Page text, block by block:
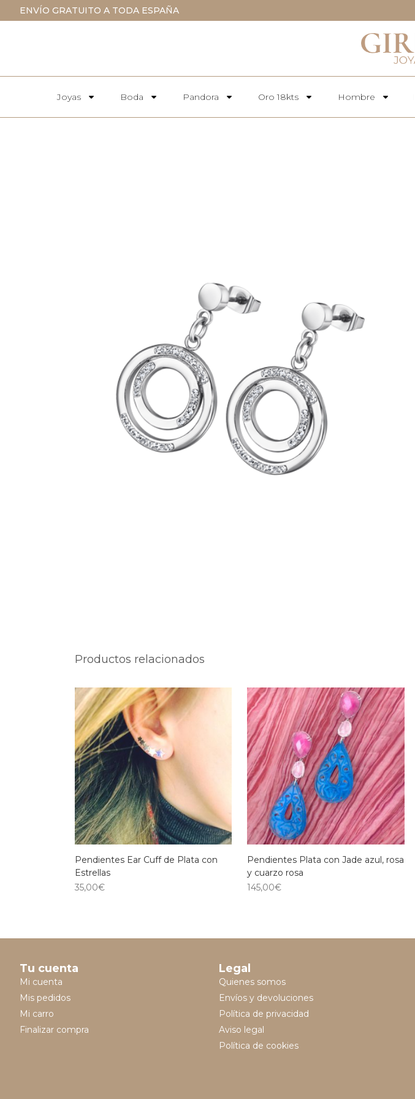
ENVÍO GRATUITO A TODA ESPAÑA
Joyas Boda Pandora Oro 18kts Hombre
Productos relacionados
Pendientes Ear Cuff de Plata con
Estrellas
35,00€
Pendientes Plata con Jade azul, rosa
y cuarzo rosa
145,00€
Tu cuenta
Mi cuenta
Mis pedidos
Mi carro
Finalizar compra
Legal
Quienes somos
Envíos y devoluciones
Política de privacidad
Aviso legal
Política de cookies